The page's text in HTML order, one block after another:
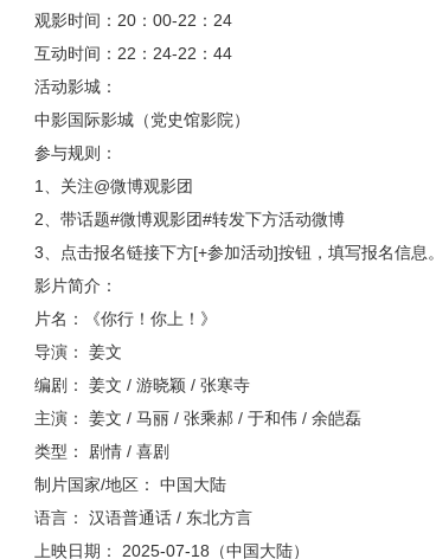
观影时间：20：00-22：24
互动时间：22：24-22：44
活动影城：
中影国际影城（党史馆影院）
参与规则：
1、关注@微博观影团
2、带话题#微博观影团#转发下方活动微博
3、点击报名链接下方[+参加活动]按钮，填写报名信息。
影片简介：
片名：《你行！你上！》
导演： 姜文
编剧： 姜文 / 游晓颖 / 张寒寺
主演： 姜文 / 马丽 / 张乘郝 / 于和伟 / 余皑磊
类型： 剧情 / 喜剧
制片国家/地区： 中国大陆
语言： 汉语普通话 / 东北方言
上映日期： 2025-07-18（中国大陆）